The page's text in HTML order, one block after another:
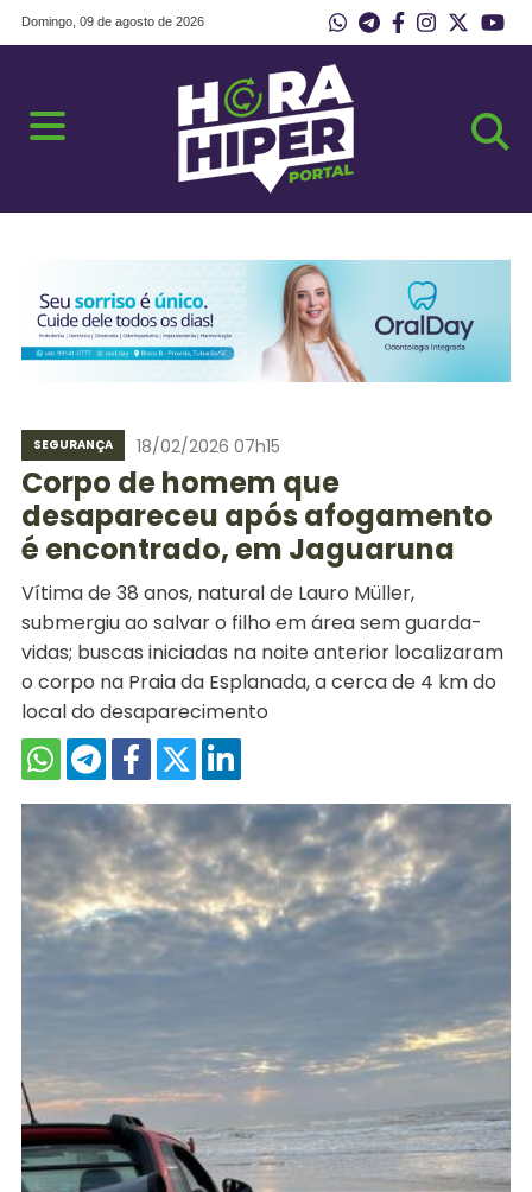
Domingo, 09 de agosto de 2026
SEGURANÇA 18/02/2026 07h15
Corpo de homem que
desapareceu após afogamento
é encontrado, em Jaguaruna
Vítima de 38 anos, natural de Lauro Müller,
submergiu ao salvar o filho em área sem guarda-
vidas; buscas iniciadas na noite anterior localizaram
o corpo na Praia da Esplanada, a cerca de 4 km do
local do desaparecimento